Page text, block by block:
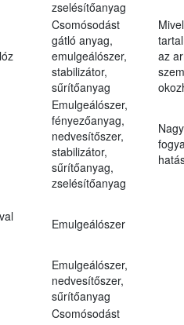
zselésítőanyag
Csomósodást
gátló anyag,
emulgeálószer,
stabilizátor,
sűrítőanyag
az
Emulgeálószer,
fényezőanyag,
nedvesítőszer,
stabilizátor,
sűrítőanyag,
zselésítőanyag
Emulgeálószer
Emulgeálószer,
nedvesítőszer,
sűrítőanyag
Csomósodást